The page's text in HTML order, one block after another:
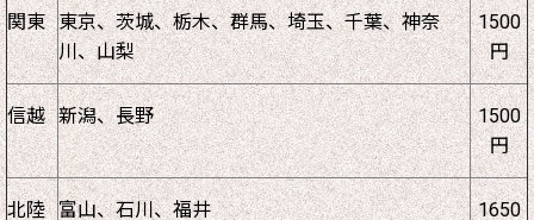
関東 東京、茨城、栃木、群馬、埼玉、千葉、神奈
川、山梨
1500
円
信越 新潟、長野
1500
円
北陸 富山、石川、福井 1650